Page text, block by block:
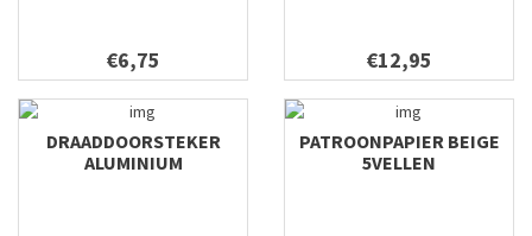
€6,75 €12,95
DRAADDOORSTEKER
ALUMINIUM
PATROONPAPIER BEIGE
5VELLEN